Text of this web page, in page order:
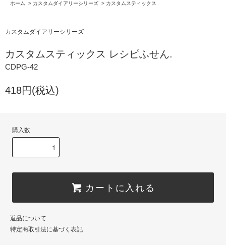
ホーム > カスタムダイアリーシリーズ > カスタムスティックス
カスタムダイアリーシリーズ
カスタムスティックス レシピふせん.
CDPG-42
418円(税込)
購入数
カートに入れる
返品について
特定商取引法に基づく表記